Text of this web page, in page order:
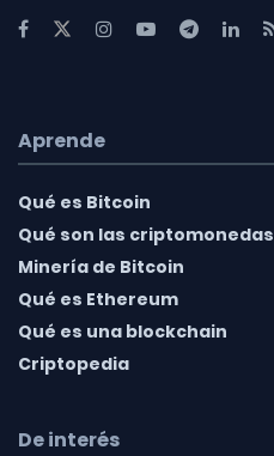
Aprende
Qué es Bitcoin
Qué son las criptomonedas
Minería de Bitcoin
Qué es Ethereum
Qué es una blockchain
Criptopedia
De interés